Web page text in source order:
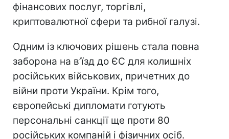
фінансових послуг, торгівлі,
криптовалютної сфери та рибної галузі.
Одним із ключових рішень стала повна
заборона на в’їзд до ЄС для колишніх
російських військових, причетних до
війни проти України. Крім того,
європейські дипломати готують
персональні санкції ще проти 80
російських компаній і фізичних осіб.